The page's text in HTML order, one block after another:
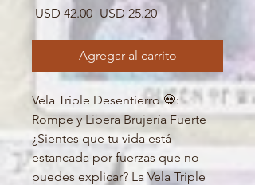
USD 42.00 Precio
USD 25.20Precio
oferta
Agregar al carrito
Vela Triple Desentierro 💀:
Rompe y Libera Brujería Fuerte
¿Sientes que tu vida está
estancada por fuerzas que no
puedes explicar? La Vela Triple